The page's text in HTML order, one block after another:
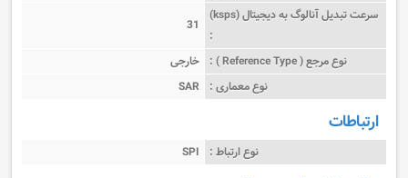
سرعت تبدیل آنالوگ به دیجیتال (ksps)
:
31
نوع مرجع ( Reference Type ) :
خارجی
نوع معماری : SAR
ارتباطات
نوع ارتباط : SPI